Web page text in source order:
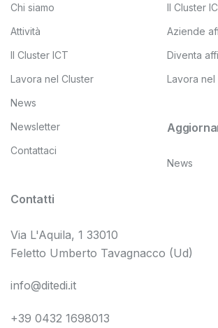
Chi siamo
Attività
Il Cluster ICT
Lavora nel Cluster
News
Newsletter
Contattaci
Il Cluster
Aziende
Diventa
Lavora nel
News
Contatti
Via L'Aquila, 1 33010
Feletto Umberto Tavagnacco (Ud)
info@ditedi.it
+39 0432 1698013